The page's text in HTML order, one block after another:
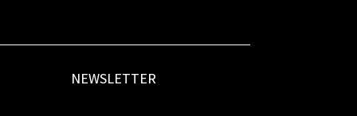
NEWSLETTER